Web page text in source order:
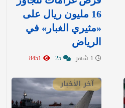
16 مليون ريال على
«مثيري الغبار» في
الرياض
آخر الأخبار